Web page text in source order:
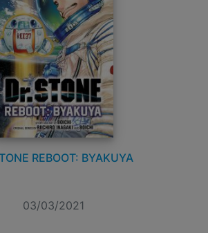
REBOOT: BYAKUYA
03/03/2021